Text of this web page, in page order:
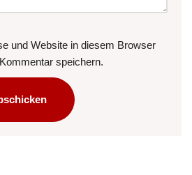
und Website in diesem Browser
speichern.